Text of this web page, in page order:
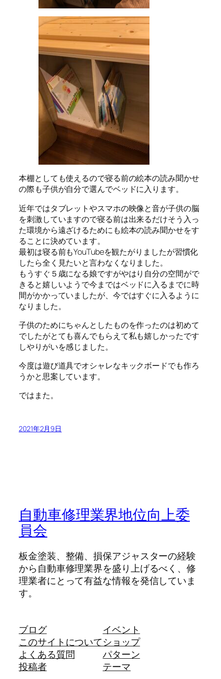
本棚としても使えるので寝る前の絵本の読み聞かせ
の際も子供が自分で選んでベッドに入ります。
近年ではタブレットやスマホの映像と音が子供の脳
を刺激していますので寝る前は出来るだけそう入っ
た環境から遠ざけるためにも絵本の読み聞かせをす
ることに決めています。
最初は寝る前もYouTubeを観たがりましたが習慣化
したら全く見たいと言わなくなりました。
もうすぐ５歳になる娘ですがやはり自分の空間がで
きると嬉しいようで今まではベッドに入るまでに時
間がかかっていましたが、今ではすぐに入るように
なりました。
子供のためにちゃんとしたものを作ったのは初めて
でしたがとても喜んでもらえて私も嬉しかったです
しやりがいを感じました。
今度は遊び道具でオシャレなキックボードでも作ろ
うかと思案しています。
ではまた。
2021年2月9日
自動車修理業界地位向上委
員会
板金塗装、整備、損保アジャスターの経験
から自動車修理業界を盛り上げるべく、修
理業者にとって有益な情報を発信していま
す。
ブログ
このサイトについて
よくある質問
投稿者
イベント
ショップ
パターン
テーマ